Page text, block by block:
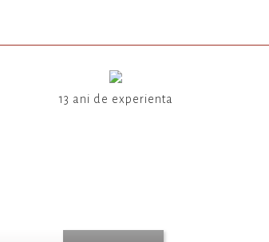
13 ani de experienta